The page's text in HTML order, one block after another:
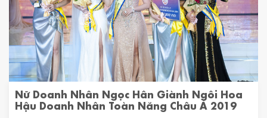
Nữ Doanh Nhân Ngọc Hân Giành Ngôi Hoa
Hậu Doanh Nhân Toàn Năng Châu Á 2019